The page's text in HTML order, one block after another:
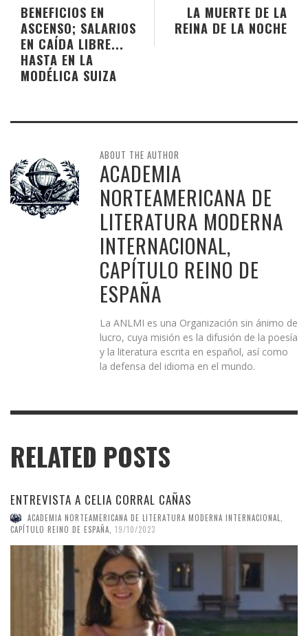
LA MUERTE DE LA
REINA DE LA NOCHE
BENEFICIOS EN
ASCENSO; SALARIOS
EN CAÍDA LIBRE...
HASTA EN LA
MODÉLICA SUIZA
ABOUT THE AUTHOR
ACADEMIA
NORTEAMERICANA DE
LITERATURA MODERNA
INTERNACIONAL,
CAPÍTULO REINO DE
ESPAÑA
La ANLMI es una Organización sin ánimo de
lucro, cuya misión es la difusión de la poesía
y la literatura escrita en español, así como
la defensa del idioma en el mundo.
RELATED POSTS
ENTREVISTA A CELIA CORRAL CAÑAS
ACADEMIA NORTEAMERICANA DE LITERATURA MODERNA INTERNACIONAL,
CAPÍTULO REINO DE ESPAÑA, 19/10/2023